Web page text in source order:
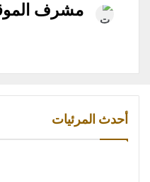
مشرف
أحدث المرئيات